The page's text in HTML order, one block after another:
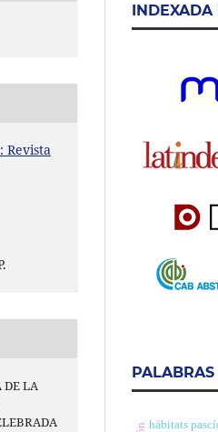
Revista
DE LA
INDEXADA
PALABRAS
hábitats